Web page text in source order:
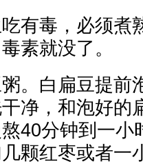
有毒，必须煮
素就没了。
。白扁豆提前
净，和泡好的
40分钟到一小
颗红枣或者一